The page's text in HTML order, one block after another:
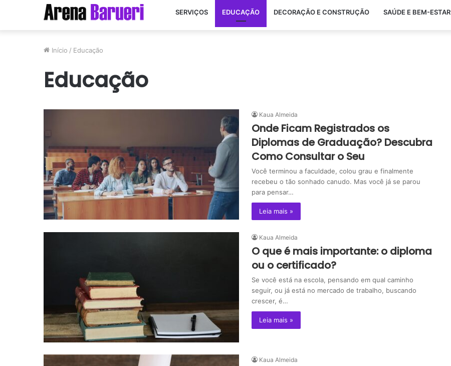
SERVIÇOS EDUCAÇÃO DECORAÇÃO E CONSTRUÇÃO SAÚDE E BEM-ESTAR
Início / Educação
Educação
Kaua Almeida
Onde Ficam Registrados os
Diplomas de Graduação? Descubra
Como Consultar o Seu
Você terminou a faculdade, colou grau e finalmente
recebeu o tão sonhado canudo. Mas você já se parou
para pensar…
Leia mais »
Kaua Almeida
O que é mais importante: o diploma
ou o certificado?
Se você está na escola, pensando em qual caminho
seguir, ou já está no mercado de trabalho, buscando
crescer, é…
Leia mais »
Kaua Almeida